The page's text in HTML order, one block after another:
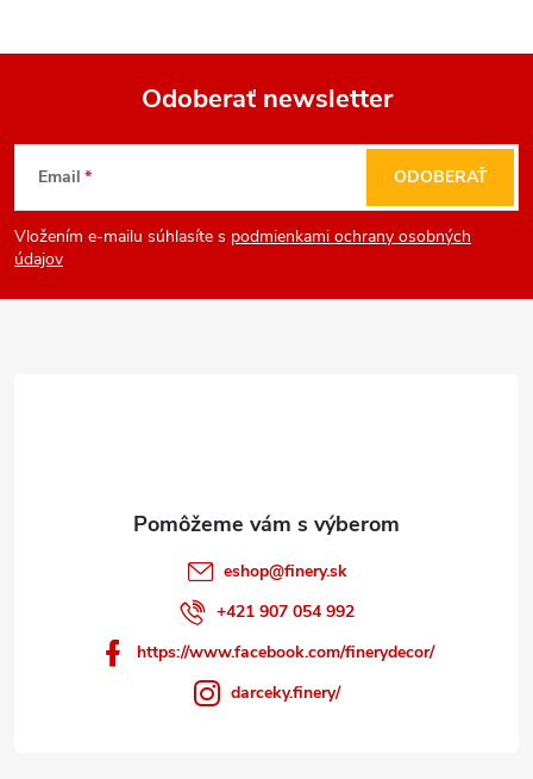
Z
á
p
Odoberať newsletter
Email
Vložením e-mailu súhlasíte s podmienkami ochrany osobných
údajov
ODOBERAŤ
eshop@finery.sk
+421 907 054 992
https://www.facebook.com/finerydecor/
darceky.finery/